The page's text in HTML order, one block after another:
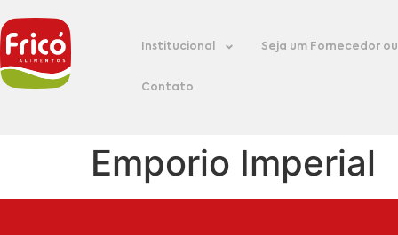
Institucional Seja um Fornecedor
Contato
Emporio Imperial